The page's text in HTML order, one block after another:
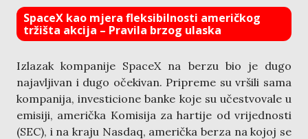
SpaceX kao mjera fleksibilnosti američkog
tržišta akcija – Pravila brzog ulaska
Izlazak kompanije SpaceX na berzu bio je dugo
najavljivan i dugo očekivan. Pripreme su vršili sama
kompanija, investicione banke koje su učestvovale u
emisiji, američka Komisija za hartije od vrijednosti
(SEC), i na kraju Nasdaq, američka berza na kojoj se